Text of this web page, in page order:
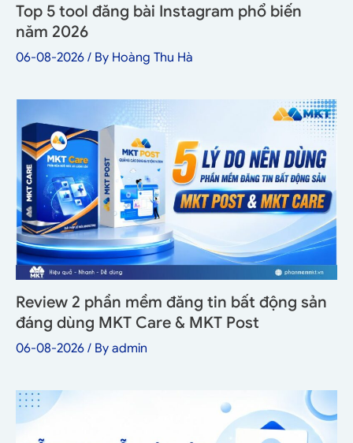
Top 5 tool đăng bài Instagram phổ biến
năm 2026
06-08-2026 / By Hoàng Thu Hà
Review 2 phần mềm đăng tin bất động sản
đáng dùng MKT Care & MKT Post
06-08-2026 / By admin